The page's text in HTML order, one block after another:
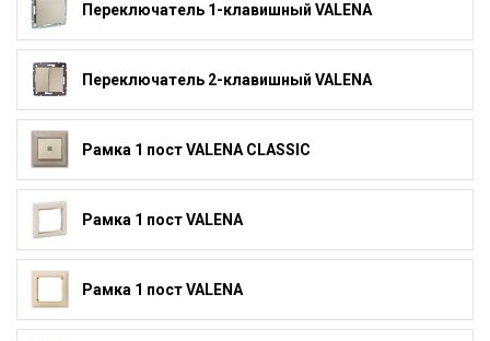
Переключатель 1-клавишный VALENA
Переключатель 2-клавишный VALENA
Рамка 1 пост VALENA CLASSIC
Рамка 1 пост VALENA
Рамка 1 пост VALENA